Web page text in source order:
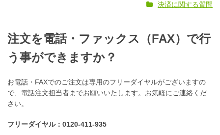
決済に関する質問
注文を電話・ファックス（FAX）で行
う事ができますか？
お電話・FAXでのご注文は専用のフリーダイヤルがございますの
で、電話注文担当者までお願いいたします。お気軽にご連絡くだ
さい。
フリーダイヤル：0120-411-935